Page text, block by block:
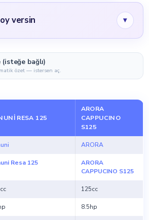
versin ▾
bağlı)
özet — istersen aç.
RESA 125
ARORA
CAPPUCINO
S125
ARORA
Resa 125
ARORA
CAPPUCINO S125
125cc
8.5hp